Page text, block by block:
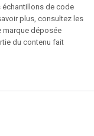
échantillons de code
plus, consultez les
marque déposée
du contenu fait